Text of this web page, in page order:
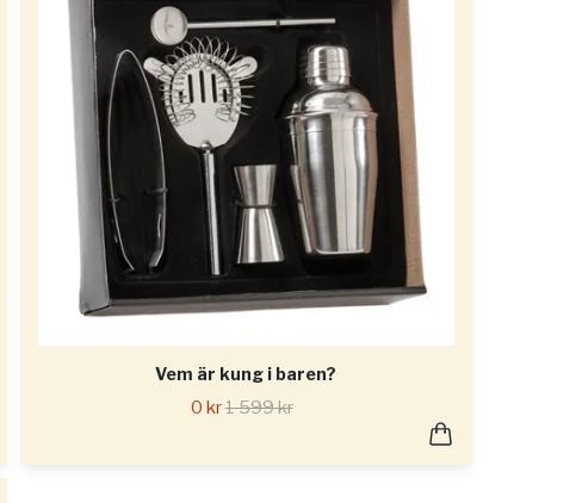
Vem är kung i baren?
0 kr1 599 kr